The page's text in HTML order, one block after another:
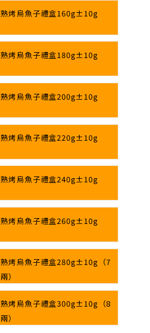
熟烤烏魚子禮盒160g±10g
熟烤烏魚子禮盒180g±10g
熟烤烏魚子禮盒200g±10g
熟烤烏魚子禮盒220g±10g
熟烤烏魚子禮盒240g±10g
熟烤烏魚子禮盒260g±10g
熟烤烏魚子禮盒280g±10g（7
兩）
熟烤烏魚子禮盒300g±10g（8
兩）